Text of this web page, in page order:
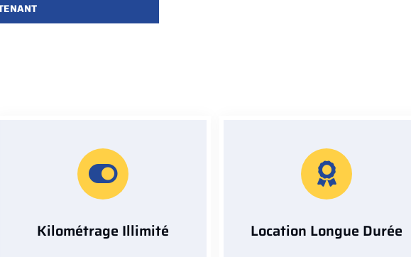
Kilométrage Illimité Location Longue Durée